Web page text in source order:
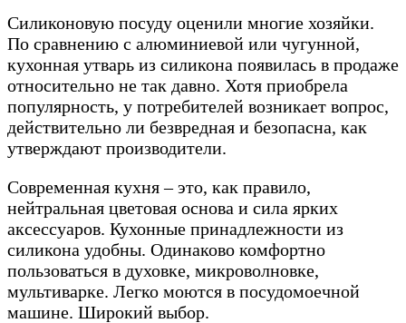
Силиконовую посуду оценили многие хозяйки.
По сравнению с алюминиевой или чугунной,
кухонная утварь из силикона появилась в продаже
относительно не так давно. Хотя приобрела
популярность, у потребителей возникает вопрос,
действительно ли безвредная и безопасна, как
утверждают производители.
Современная кухня – это, как правило,
нейтральная цветовая основа и сила ярких
аксессуаров. Кухонные принадлежности из
силикона удобны. Одинаково комфортно
пользоваться в духовке, микроволновке,
мультиварке. Легко моются в посудомоечной
машине. Широкий выбор.